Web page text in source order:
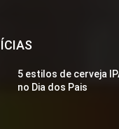
5 estilos de cerveja
no Dia dos Pais